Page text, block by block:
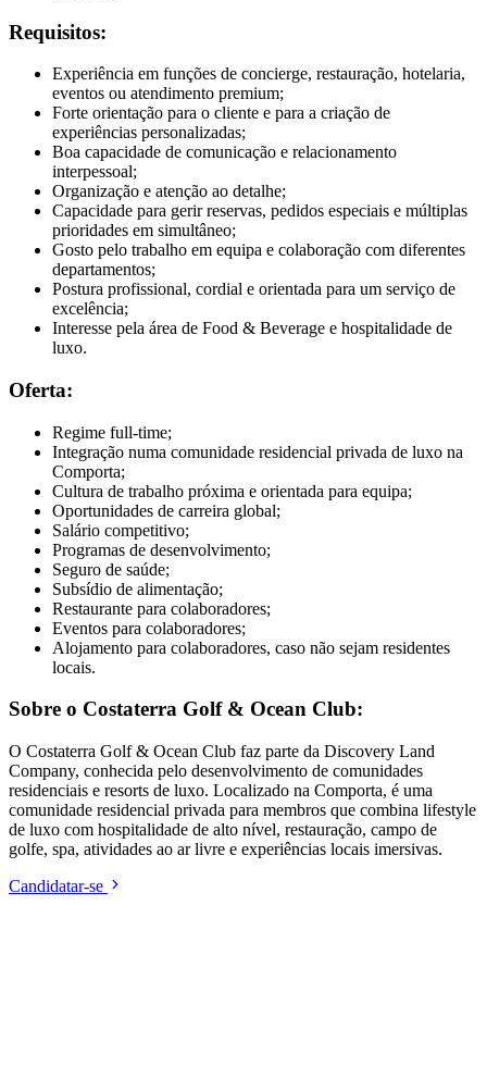
Requisitos:
Experiência em funções de concierge, restauração, hotelaria,
eventos ou atendimento premium;
Forte orientação para o cliente e para a criação de
experiências personalizadas;
Boa capacidade de comunicação e relacionamento
interpessoal;
Organização e atenção ao detalhe;
Capacidade para gerir reservas, pedidos especiais e múltiplas
prioridades em simultâneo;
Gosto pelo trabalho em equipa e colaboração com diferentes
departamentos;
Postura profissional, cordial e orientada para um serviço de
excelência;
Interesse pela área de Food & Beverage e hospitalidade de
luxo.
Oferta:
Regime full-time;
Integração numa comunidade residencial privada de luxo na
Comporta;
Cultura de trabalho próxima e orientada para equipa;
Oportunidades de carreira global;
Salário competitivo;
Programas de desenvolvimento;
Seguro de saúde;
Subsídio de alimentação;
Restaurante para colaboradores;
Eventos para colaboradores;
Alojamento para colaboradores, caso não sejam residentes
locais.
Sobre o Costaterra Golf & Ocean Club:
O Costaterra Golf & Ocean Club faz parte da Discovery Land
Company, conhecida pelo desenvolvimento de comunidades
residenciais e resorts de luxo. Localizado na Comporta, é uma
comunidade residencial privada para membros que combina lifestyle
de luxo com hospitalidade de alto nível, restauração, campo de
golfe, spa, atividades ao ar livre e experiências locais imersivas.
Candidatar-se